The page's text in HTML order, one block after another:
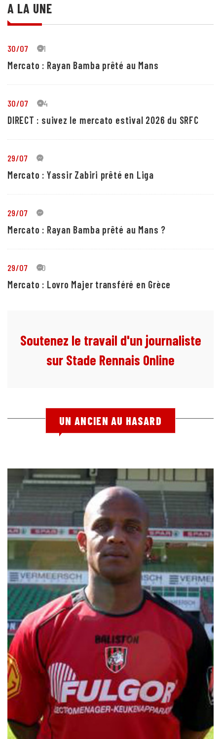
A LA UNE
30/07 21
Mercato : Rayan Bamba prêté au Mans
30/07 24
DIRECT : suivez le mercato estival 2026 du SRFC
29/07 4
Mercato : Yassir Zabiri prêté en Liga
29/07 1
Mercato : Rayan Bamba prêté au Mans ?
29/07 10
Mercato : Lovro Majer transféré en Grèce
Soutenez le travail d'un journaliste
sur Stade Rennais Online
UN ANCIEN AU HASARD